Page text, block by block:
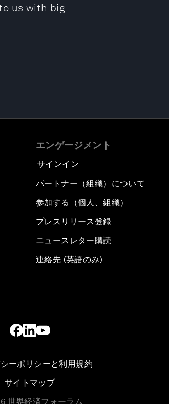
us with big
エンゲージメント
サインイン
パートナー（組織）について
参加する（個人、組織）
プレスリリース登録
ニュースレター購読
連絡先 (英語のみ)
ーポリシーと利用規約
サイトマップ
世界経済フォーラム